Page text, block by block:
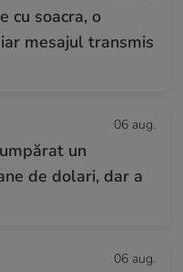
cu soacra, o
mesajul transmis
06 aug.
un
de dolari, dar a
06 aug.